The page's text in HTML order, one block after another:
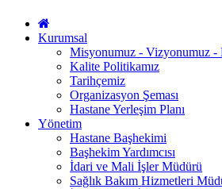
Kurumsal
Misyonumuz - Vizyonumuz -
Kalite Politikamız
Tarihçemiz
Organizasyon Şeması
Hastane Yerleşim Planı
Yönetim
Hastane Başhekimi
Başhekim Yardımcısı
İdari ve Mali İşler Müdürü
Sağlık Bakım Hizmetleri